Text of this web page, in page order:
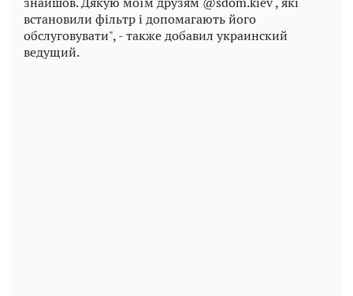
встановили фільтр і допомагають його
обслуговувати", - также добавил украинский
ведущий.